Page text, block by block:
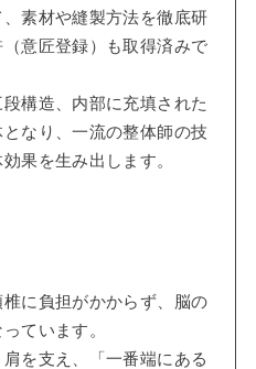
素材や縫製方法を徹底研
意匠登録）も取得済みで
構造、内部に充填された
なり、一流の整体師の技
果を生み出します。
に負担がかからず、脳の
ています。
を支え、「一番端にある